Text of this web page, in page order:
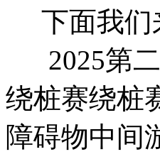
下面我们
2025第二
绕桩赛绕桩
障碍物中间